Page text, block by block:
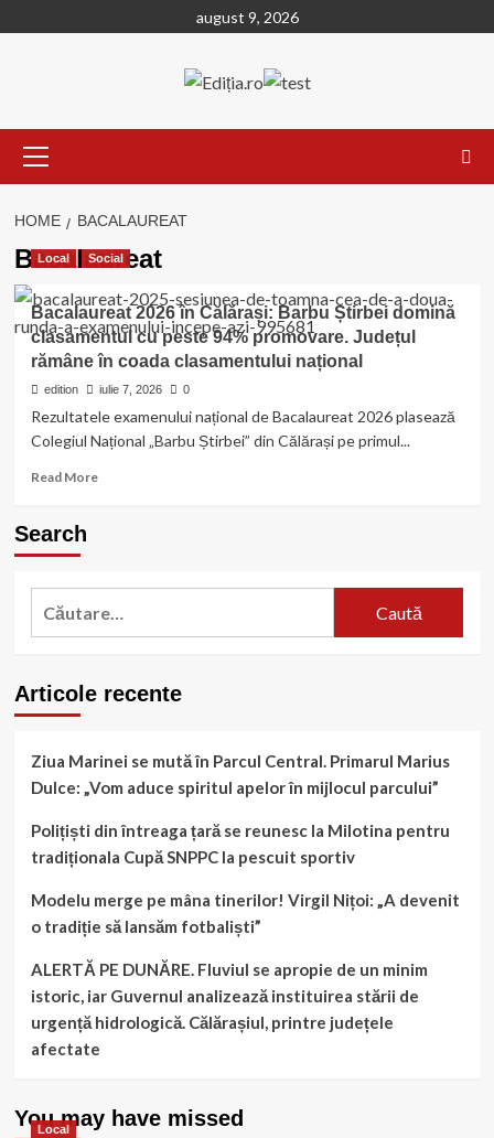
to
august 9, 2026
Menu
HOME BACALAUREAT
Bacalaureat
Local Social
Bacalaureat 2026 în Călărași: Barbu Știrbei domină
clasamentul cu peste 94% promovare. Județul
rămâne în coada clasamentului național
edition iulie 7, 2026 0
Rezultatele examenului național de Bacalaureat 2026 plasează
Colegiul Național „Barbu Știrbei” din Călărași pe primul...
Read MoreRead
Barbu
Știrbei
clasamentul
cu
promovare.
Județul
în
coada
clasamentului
Search
Caută
Articole recente
Ziua Marinei se mută în Parcul Central. Primarul Marius
Dulce: „Vom aduce spiritul apelor în mijlocul parcului”
Polițiști din întreaga țară se reunesc la Milotina pentru
tradiționala Cupă SNPPC la pescuit sportiv
Modelu merge pe mâna tinerilor! Virgil Nițoi: „A devenit
o tradiție să lansăm fotbaliști”
ALERTĂ PE DUNĂRE. Fluviul se apropie de un minim
istoric, iar Guvernul analizează instituirea stării de
urgență hidrologică. Călărașiul, printre județele
afectate
You may have missed
Local